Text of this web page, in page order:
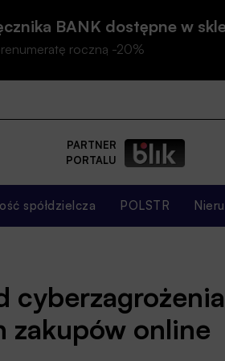
BANK dostępne w
roczną -20%
PARTNER
PORTALU
spółdzielcza POLSTR
zakupów online